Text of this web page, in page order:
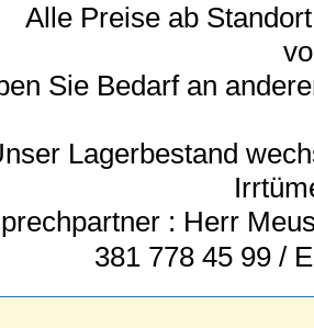
Alle Preise ab
Sie Bedarf an
Lagerbestand
: Herr
381 778 45 99 /